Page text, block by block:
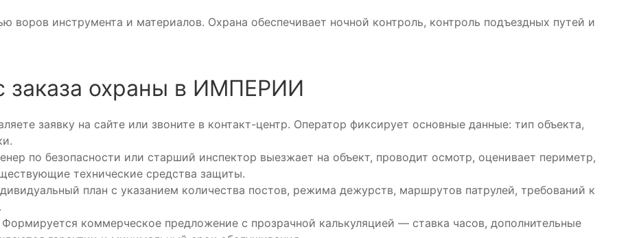
воров инструмента и материалов. Охрана обеспечивает ночной контроль, контроль подъездных путей и
заказа охраны в ИМПЕРИИ
заявку на сайте или звоните в контакт-центр. Оператор фиксирует основные данные: тип объекта,
по безопасности или старший инспектор выезжает на объект, проводит осмотр, оценивает периметр,
технические средства защиты.
план с указанием количества постов, режима дежурств, маршрутов патрулей, требований к
Формируется коммерческое предложение с прозрачной калькуляцией — ставка часов, дополнительные